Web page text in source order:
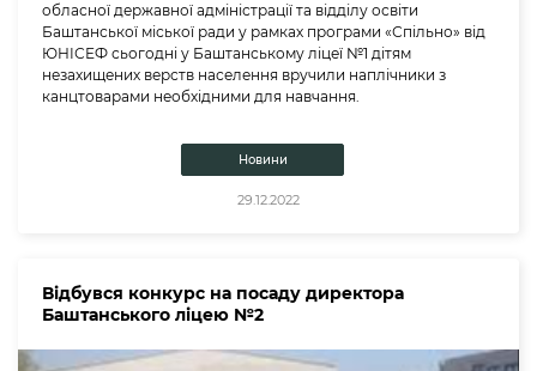
обласної державної адміністрації та відділу освіти
Баштанської міської ради у рамках програми «Спільно» від
ЮНІСЕФ сьогодні у Баштанському ліцеї №1 дітям
незахищених верств населення вручили наплічники з
канцтоварами необхідними для навчання.
Новини
29.12.2022
Відбувся конкурс на посаду директора
Баштанського ліцею №2